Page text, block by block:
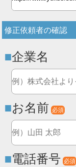
修正依頼者の確認
企業名
お名前 必須
電話番号 必須